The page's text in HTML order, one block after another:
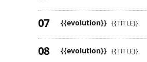
{{evolution}} {{TITLE}}
{{evolution}} {{TITLE}}